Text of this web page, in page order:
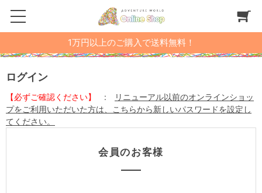
1万円以上のご購入で送料無料！
ログイン
【必ずご確認ください】 :
リニューアル以前のオンラインショッ
プをご利用いただいた方は、こちらから新しいパスワードを設定し
てください。
会員のお客様